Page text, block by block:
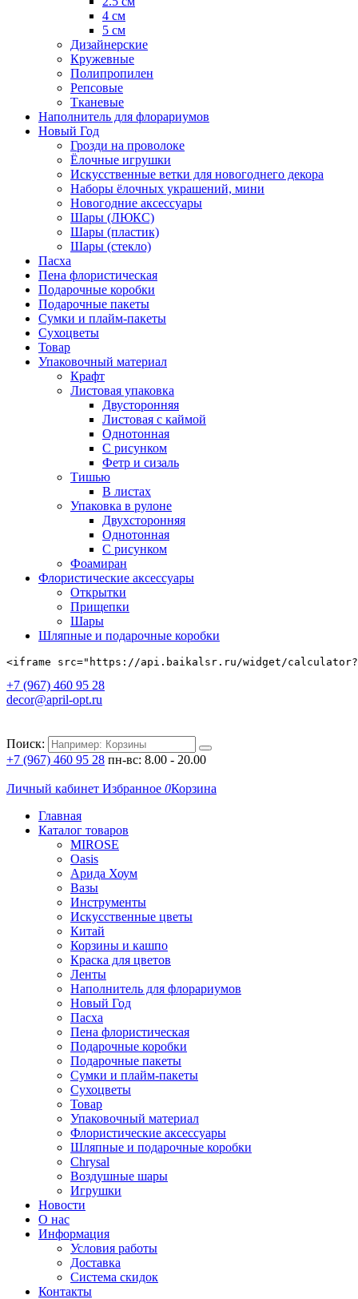
4 см
5 см
Дизайнерские
Кружевные
Полипропилен
Репсовые
Тканевые
Наполнитель для флорариумов
Новый Год
Грозди на проволоке
Ёлочные игрушки
Искусственные ветки для новогоднего декора
Наборы ёлочных украшений, мини
Новогодние аксессуары
Шары (ЛЮКС)
Шары (пластик)
Шары (стекло)
Пасха
Пена флористическая
Подарочные коробки
Подарочные пакеты
Сумки и плайм-пакеты
Сухоцветы
Товар
Упаковочный материал
Крафт
Листовая упаковка
Двусторонняя
Листовая с каймой
Однотонная
С рисунком
Фетр и сизаль
Тишью
В листах
Упаковка в рулоне
Двухсторонняя
Однотонная
С рисунком
Фоамиран
Флористические аксессуары
Открытки
Прищепки
Шары
Шляпные и подарочные коробки
<iframe src="https://api.baikalsr.ru/widget/
+7 (967) 460 95 28
decor@april-opt.ru
Поиск:
+7 (967) 460 95 28 пн-вс: 8.00 - 20.00
Личный кабинет Избранное 0Корзина
Главная
Каталог товаров
MIROSE
Oasis
Арида Хоум
Вазы
Инструменты
Искусственные цветы
Китай
Корзины и кашпо
Краска для цветов
Ленты
Наполнитель для флорариумов
Новый Год
Пасха
Пена флористическая
Подарочные коробки
Подарочные пакеты
Сумки и плайм-пакеты
Сухоцветы
Товар
Упаковочный материал
Флористические аксессуары
Шляпные и подарочные коробки
Chrysal
Воздушные шары
Игрушки
Новости
О нас
Информация
Условия работы
Доставка
Система скидок
Контакты